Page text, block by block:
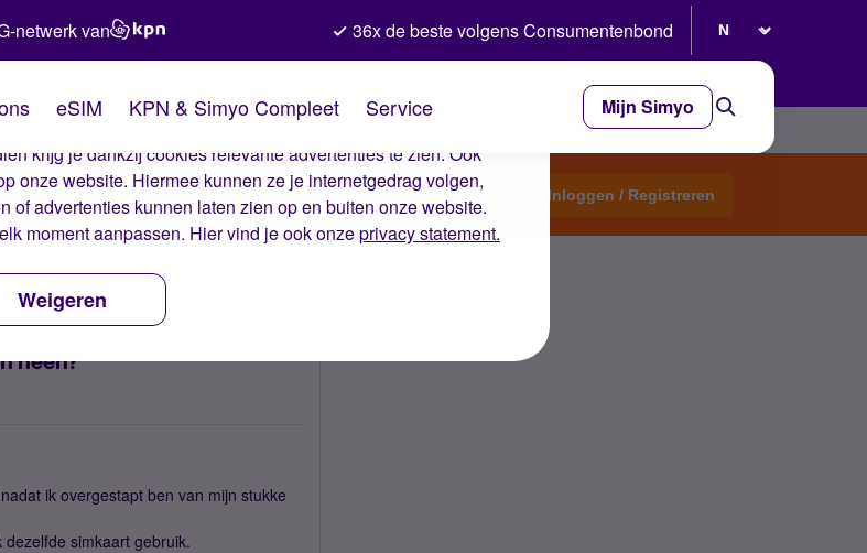
Met deze cookies zorgen wij ervoor dat je ervaring op de
krijg je dankzij cookies relevante advertenties te zien. Ook
onze website. Hiermee kunnen ze je internetgedrag volgen,
of advertenties kunnen laten zien op en buiten onze website.
moment aanpassen. Hier vind je ook onzeprivacy statement.
Weigeren
netwerk van 36x de beste volgens Consumentenbond
eSIM KPN & Simyo Compleet Service Mijn Simyo
Start een topic Inloggen / Registreren
heen?
ik overgestapt ben van mijn stukke
simkaart gebruik.